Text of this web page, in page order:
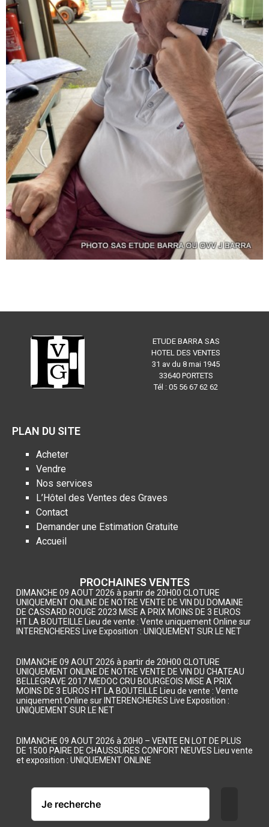
ETUDE BARRA SAS
HOTEL DES VENTES
31 av du 8 mai 1945
33640 PORTETS
Tél : 05 56 67 62 62
PLAN DU SITE
Acheter
Vendre
Nos services
L’Hôtel des Ventes des Graves
Contact
Demander une Estimation Gratuite
Accueil
PROCHAINES VENTES
DIMANCHE 09 AOUT 2026 à partir de 20H00 CLOTURE
UNIQUEMENT ONLINE DE NOTRE VENTE DE VIN DU DOMAINE
DE CASSARD ROUGE 2023 MISE A PRIX MOINS DE 3 EUROS
HT LA BOUTEILLE Lieu de vente : Vente uniquement Online sur
INTERENCHERES Live Exposition : UNIQUEMENT SUR LE NET
DIMANCHE 09 AOUT 2026 à partir de 20H00 CLOTURE
UNIQUEMENT ONLINE DE NOTRE VENTE DE VIN DU CHATEAU
BELLEGRAVE 2017 MEDOC CRU BOURGEOIS MISE A PRIX
MOINS DE 3 EUROS HT LA BOUTEILLE Lieu de vente : Vente
uniquement Online sur INTERENCHERES Live Exposition :
UNIQUEMENT SUR LE NET
DIMANCHE 09 AOUT 2026 à 20H0 – VENTE EN LOT DE PLUS
DE 1500 PAIRE DE CHAUSSURES CONFORT NEUVES Lieu vente
et exposition : UNIQUEMENT ONLINE